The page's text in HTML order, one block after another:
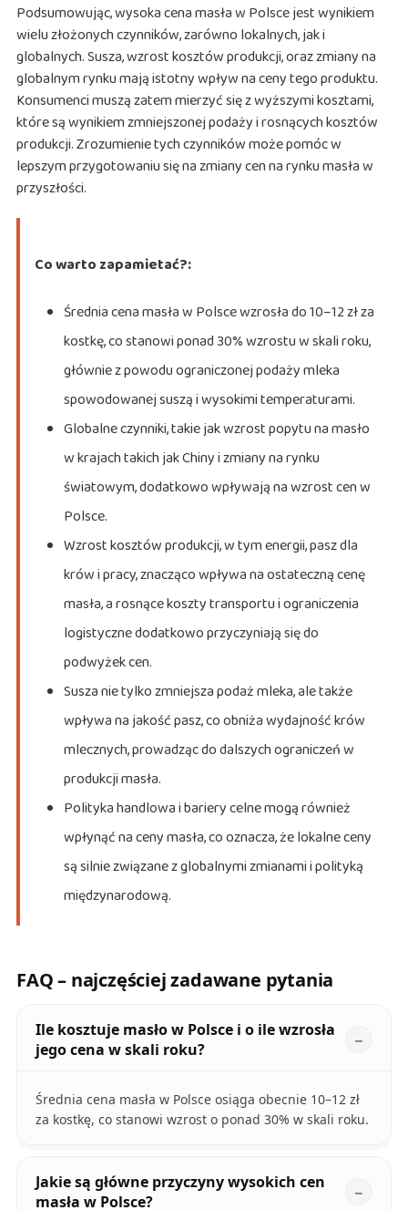
Podsumowując, wysoka cena masła w Polsce jest wynikiem
wielu złożonych czynników, zarówno lokalnych, jak i
globalnych. Susza, wzrost kosztów produkcji, oraz zmiany na
globalnym rynku mają istotny wpływ na ceny tego produktu.
Konsumenci muszą zatem mierzyć się z wyższymi kosztami,
które są wynikiem zmniejszonej podaży i rosnących kosztów
produkcji. Zrozumienie tych czynników może pomóc w
lepszym przygotowaniu się na zmiany cen na rynku masła w
przyszłości.
Co warto zapamietać?:
Średnia cena masła w Polsce wzrosła do 10–12 zł za
kostkę, co stanowi ponad 30% wzrostu w skali roku,
głównie z powodu ograniczonej podaży mleka
spowodowanej suszą i wysokimi temperaturami.
Globalne czynniki, takie jak wzrost popytu na masło
w krajach takich jak Chiny i zmiany na rynku
światowym, dodatkowo wpływają na wzrost cen w
Polsce.
Wzrost kosztów produkcji, w tym energii, pasz dla
krów i pracy, znacząco wpływa na ostateczną cenę
masła, a rosnące koszty transportu i ograniczenia
logistyczne dodatkowo przyczyniają się do
podwyżek cen.
Susza nie tylko zmniejsza podaż mleka, ale także
wpływa na jakość pasz, co obniża wydajność krów
mlecznych, prowadząc do dalszych ograniczeń w
produkcji masła.
Polityka handlowa i bariery celne mogą również
wpłynąć na ceny masła, co oznacza, że lokalne ceny
są silnie związane z globalnymi zmianami i polityką
międzynarodową.
FAQ – najczęściej zadawane pytania
Ile kosztuje masło w Polsce i o ile wzrosła
jego cena w skali roku?
Średnia cena masła w Polsce osiąga obecnie 10–12 zł
za kostkę, co stanowi wzrost o ponad 30% w skali roku.
Jakie są główne przyczyny wysokich cen
masła w Polsce?